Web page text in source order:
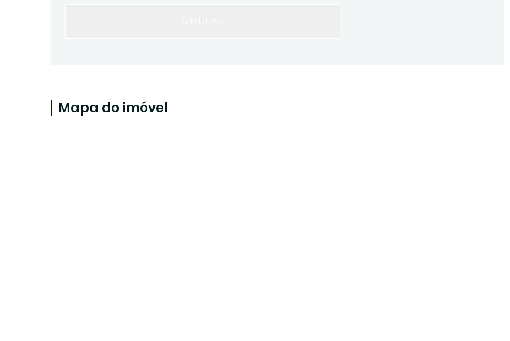
Mapa do imóvel